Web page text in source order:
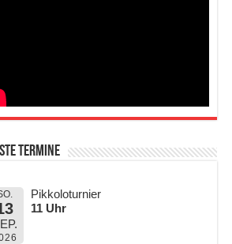
Termine
Pikkoloturnier
11 Uhr